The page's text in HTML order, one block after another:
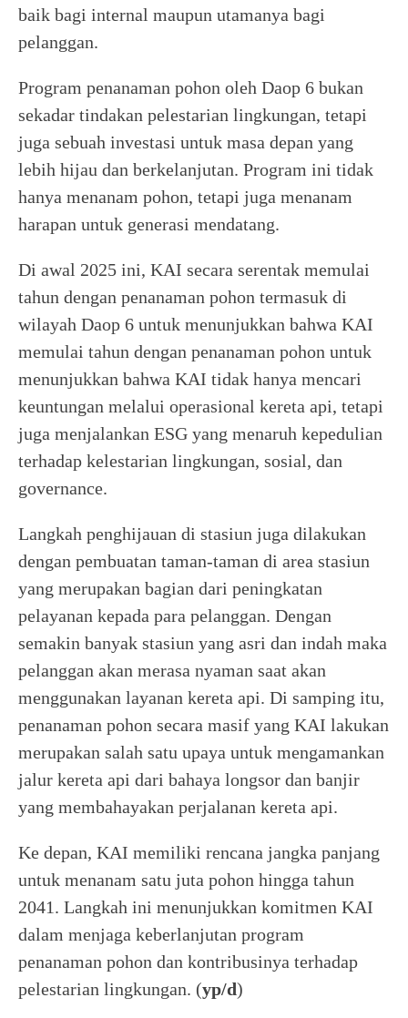
baik bagi internal maupun utamanya bagi
pelanggan.
Program penanaman pohon oleh Daop 6 bukan
sekadar tindakan pelestarian lingkungan, tetapi
juga sebuah investasi untuk masa depan yang
lebih hijau dan berkelanjutan. Program ini tidak
hanya menanam pohon, tetapi juga menanam
harapan untuk generasi mendatang.
Di awal 2025 ini, KAI secara serentak memulai
tahun dengan penanaman pohon termasuk di
wilayah Daop 6 untuk menunjukkan bahwa KAI
memulai tahun dengan penanaman pohon untuk
menunjukkan bahwa KAI tidak hanya mencari
keuntungan melalui operasional kereta api, tetapi
juga menjalankan ESG yang menaruh kepedulian
terhadap kelestarian lingkungan, sosial, dan
governance.
Langkah penghijauan di stasiun juga dilakukan
dengan pembuatan taman-taman di area stasiun
yang merupakan bagian dari peningkatan
pelayanan kepada para pelanggan. Dengan
semakin banyak stasiun yang asri dan indah maka
pelanggan akan merasa nyaman saat akan
menggunakan layanan kereta api. Di samping itu,
penanaman pohon secara masif yang KAI lakukan
merupakan salah satu upaya untuk mengamankan
jalur kereta api dari bahaya longsor dan banjir
yang membahayakan perjalanan kereta api.
Ke depan, KAI memiliki rencana jangka panjang
untuk menanam satu juta pohon hingga tahun
2041. Langkah ini menunjukkan komitmen KAI
dalam menjaga keberlanjutan program
penanaman pohon dan kontribusinya terhadap
pelestarian lingkungan. (yp/d)